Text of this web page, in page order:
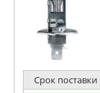
Срок поставки